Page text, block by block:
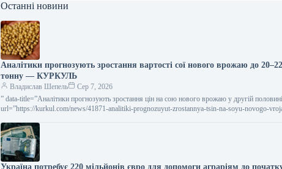
Останні новини
Аналітики прогнозують зростання вартості сої нового врожаю до
тонну — КУРКУЛЬ
Владислав Шепель
Сер 7, 2026
” data-title=”Аналітики прогнозують зростання цін на сою нового врожаю у другій
url=”https://kurkul.com/news/41871-analitiki-prognozuyut-zrostannya-tsin-na-soyu-novogo-
Україна потребує 220 мільйонів євро для допомоги аграріям до